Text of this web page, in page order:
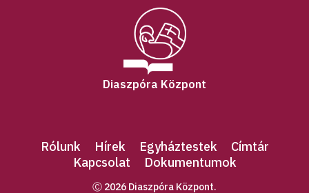
Diaszpóra Központ
Rólunk Hírek Egyháztestek
Címtár
Kapcsolat
Dokumentumok
Ⓒ 2026 Diaszpóra Központ.